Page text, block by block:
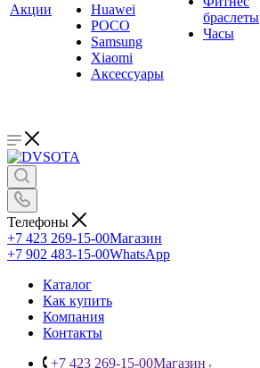
Акции
Huawei
POCO
Samsung
Xiaomi
Аксессуары
браслеты
Часы
Телефоны
+7 423 269-15-00Магазин
+7 902 483-15-00WhatsApp
Каталог
Как купить
Компания
Контакты
+7 423 269-15-00Магазин